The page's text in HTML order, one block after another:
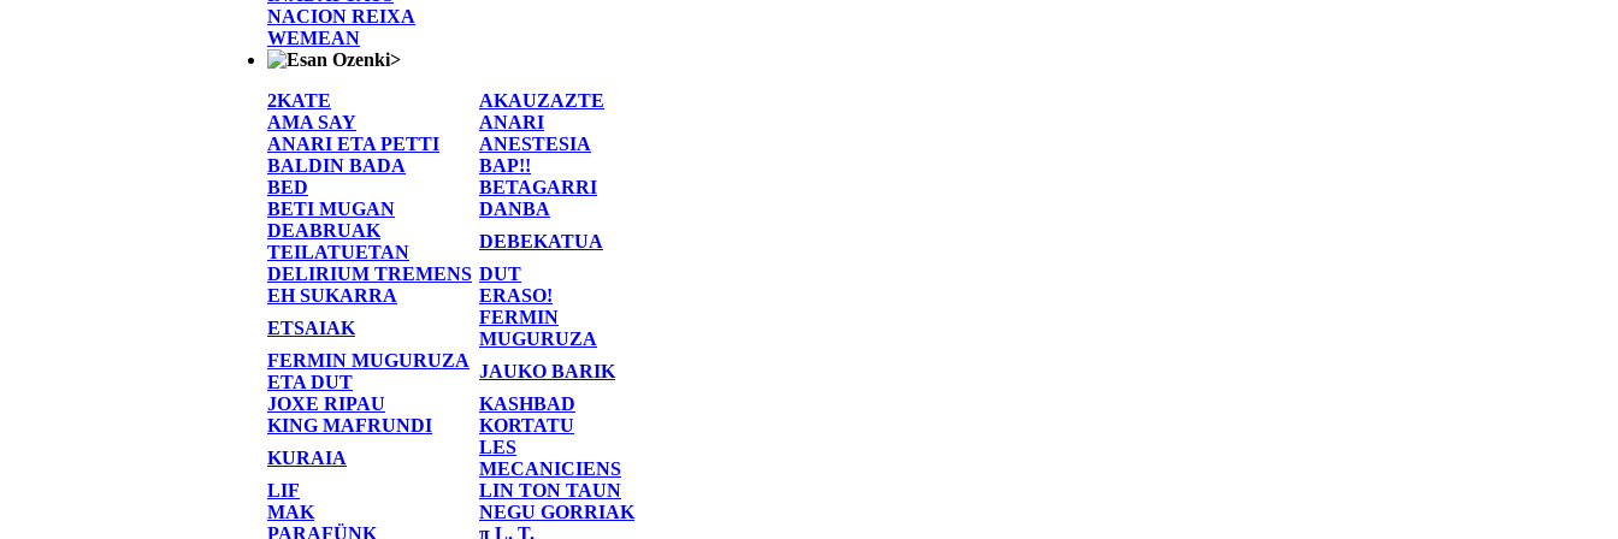
NACION REIXA
WEMEAN
>
2KATE
AKAUZAZTE
AMA SAY
ANARI
ANARI ETA PETTI
ANESTESIA
BALDIN BADA
BAP!!
BED
BETAGARRI
BETI MUGAN
DANBA
DEABRUAK
TEILATUETAN
DEBEKATUA
DELIRIUM TREMENS DUT
EH SUKARRA
ERASO!
ETSAIAK
FERMIN
MUGURUZA
FERMIN MUGURUZA
ETA DUT
JAUKO BARIK
JOXE RIPAU
KASHBAD
KING MAFRUNDI
KORTATU
KURAIA
LES
MECANICIENS
LIF
LIN TON TAUN
MAK
NEGU GORRIAK
PARAFÜNK
π L. T.